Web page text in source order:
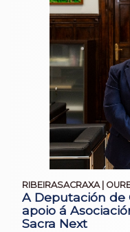
RIBEIRASACRAXA |
A Deputación de
apoio á
Sacra Next